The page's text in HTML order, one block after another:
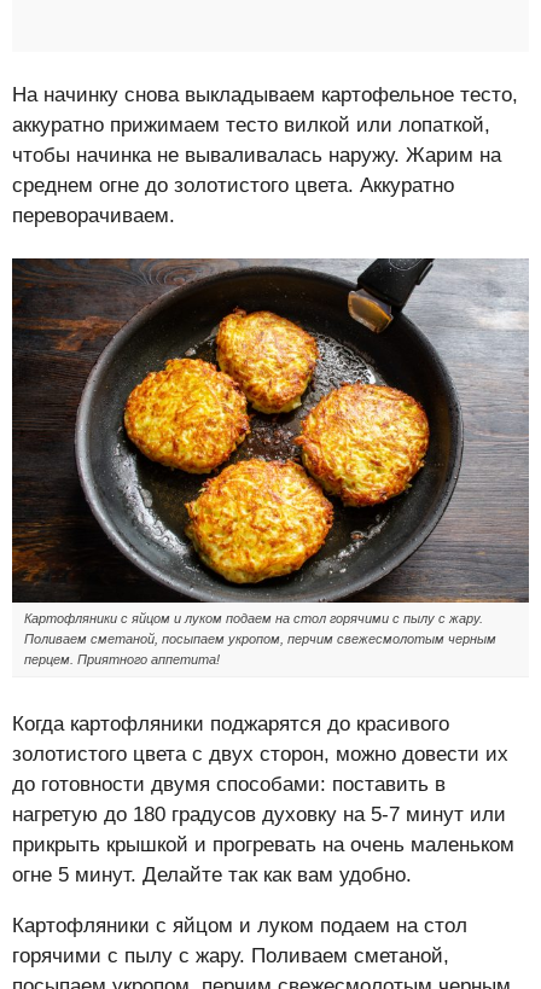
На начинку снова выкладываем картофельное тесто,
аккуратно прижимаем тесто вилкой или лопаткой,
чтобы начинка не вываливалась наружу. Жарим на
среднем огне до золотистого цвета. Аккуратно
переворачиваем.
Картофляники с яйцом и луком подаем на стол горячими с пылу с жару.
Поливаем сметаной, посыпаем укропом, перчим свежесмолотым черным
перцем. Приятного аппетита!
Когда картофляники поджарятся до красивого
золотистого цвета с двух сторон, можно довести их
до готовности двумя способами: поставить в
нагретую до 180 градусов духовку на 5-7 минут или
прикрыть крышкой и прогревать на очень маленьком
огне 5 минут. Делайте так как вам удобно.
Картофляники с яйцом и луком подаем на стол
горячими с пылу с жару. Поливаем сметаной,